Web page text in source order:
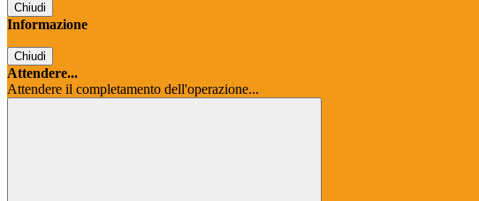
Chiudi
Informazione
Chiudi
Attendere...
Attendere il completamento dell'operazione...